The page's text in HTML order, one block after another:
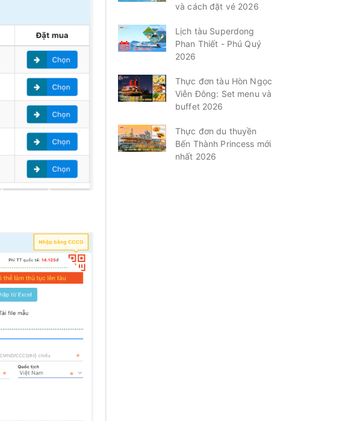
và cách đặt vé 2026
Lịch tàu Superdong
Phan Thiết - Phú Quý
2026
Thực đơn tàu Hòn Ngọc
Viễn Đông: Set menu và
buffet 2026
Thực đơn du thuyền
Bến Thành Princess mới
nhất 2026